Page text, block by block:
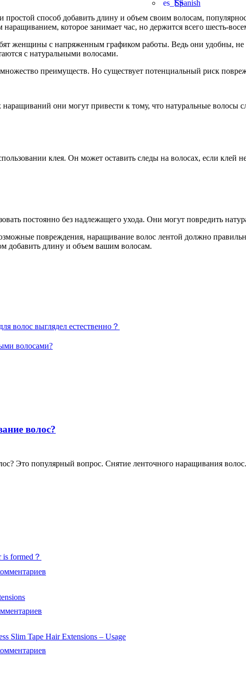
Spanish
способ добавить длину и объем своим волосам,
которое занимает час, но держится всего шесть-
женщины с напряженным графиком работы. Ведь они удобны,
с натуральными волосами.
преимуществ. Но существует потенциальный риск
они могут привести к тому, что натуральные волосы
клея. Он может оставить следы на волосах, если
постоянно без надлежащего ухода. Они могут повредить
повреждения, наращивание волос лентой должно
добавить длину и объем вашим волосам.
волос выглядел естественно？
волосами?
волос?
Это популярный вопрос. Снятие ленточного наращивания
formed？
Slim Tape Hair Extensions – Usage